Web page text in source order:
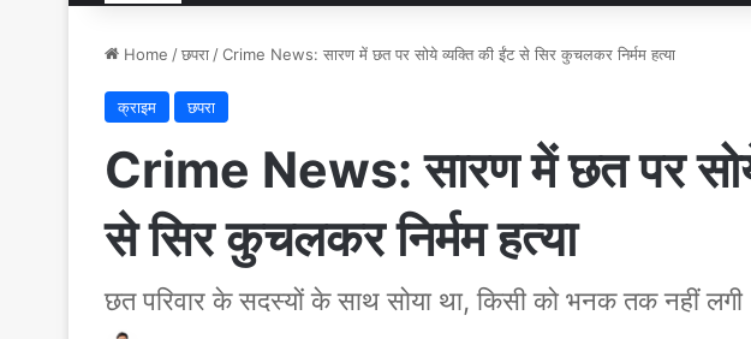
Home /छपरा /Crime News: सारण में छत पर सोये व्यक्ति की ईंट से सिर कुचलकर निर्मम हत्या
क्राइम छपरा
Crime News: सारण में छत पर
से सिर कुचलकर निर्मम हत्या
छत परिवार के सदस्यों के साथ सोया था, किसी को भनक तक नहीं लगी